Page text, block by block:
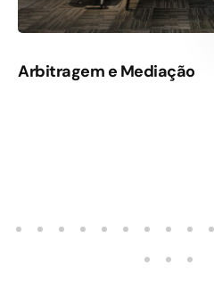
Arbitragem e Mediação